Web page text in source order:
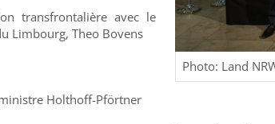
Photo: Land
transfrontalière avec le
Limbourg, Theo Bovens
Holthoff-Pförtner